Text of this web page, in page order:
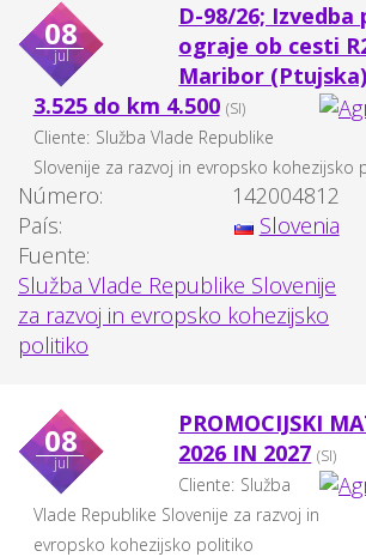
08
jul
D-98/26;
ograje ob cesti
Maribor
3.525 do km 4.500 (SI)
Cliente: Služba Vlade Republike
Slovenije za razvoj in evropsko kohezijsko
Número:
142004812
País:
Slovenia
Fuente:
Služba Vlade Republike Slovenije
za razvoj in evropsko kohezijsko
politiko
08
jul
PROMOCIJSKI
2026 IN 2027 (SI)
Cliente: Služba
Vlade Republike Slovenije za razvoj in
evropsko kohezijsko politiko